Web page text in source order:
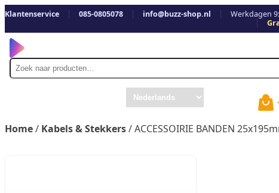
Klantenservice 085-0805078 info@buzz-shop.nl
Werkdagen
Zoek
naar
Home/ Kabels & Stekkers/ ACCESSOIRIE BANDEN